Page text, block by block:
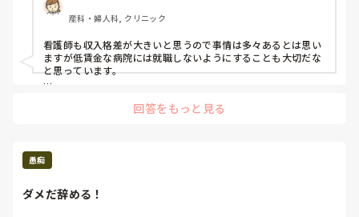
産科・婦人科, クリニック
看護師も収入格差が大きいと思うので事情は多々あるとは思い
ますが低賃金な病院には就職しないようにすることも大切だな
と思っています。
は変わらないですよね‥ 回答をもっと見る
愚痴
ダメだ辞める！